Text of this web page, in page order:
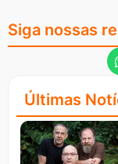
Siga nossas
Últimas